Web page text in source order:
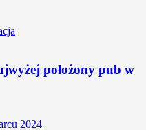
położony pub w